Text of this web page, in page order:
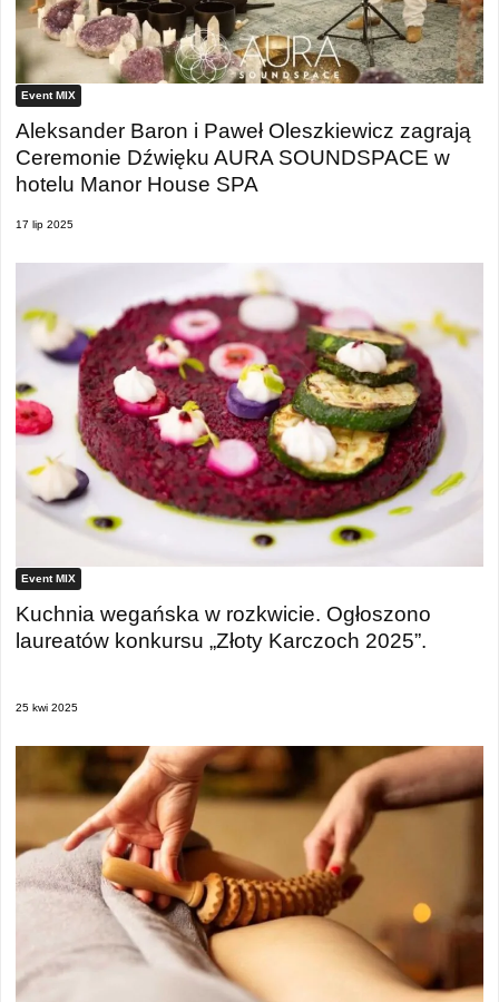
Event MIX
Aleksander Baron i Paweł Oleszkiewicz zagrają
Ceremonie Dźwięku AURA SOUNDSPACE w
hotelu Manor House SPA
17 lip 2025
Event MIX
Kuchnia wegańska w rozkwicie. Ogłoszono
laureatów konkursu „Złoty Karczoch 2025”.
25 kwi 2025